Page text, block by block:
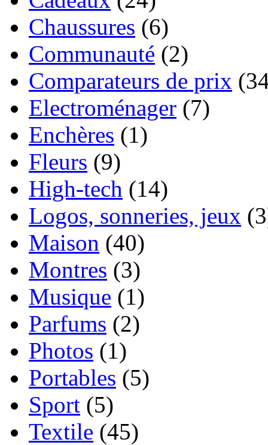
Chaussures (6)
Communauté (2)
Comparateurs de prix
Electroménager (7)
Enchères (1)
Fleurs (9)
High-tech (14)
Logos, sonneries, jeux
Maison (40)
Montres (3)
Musique (1)
Parfums (2)
Photos (1)
Portables (5)
Sport (5)
Textile (45)